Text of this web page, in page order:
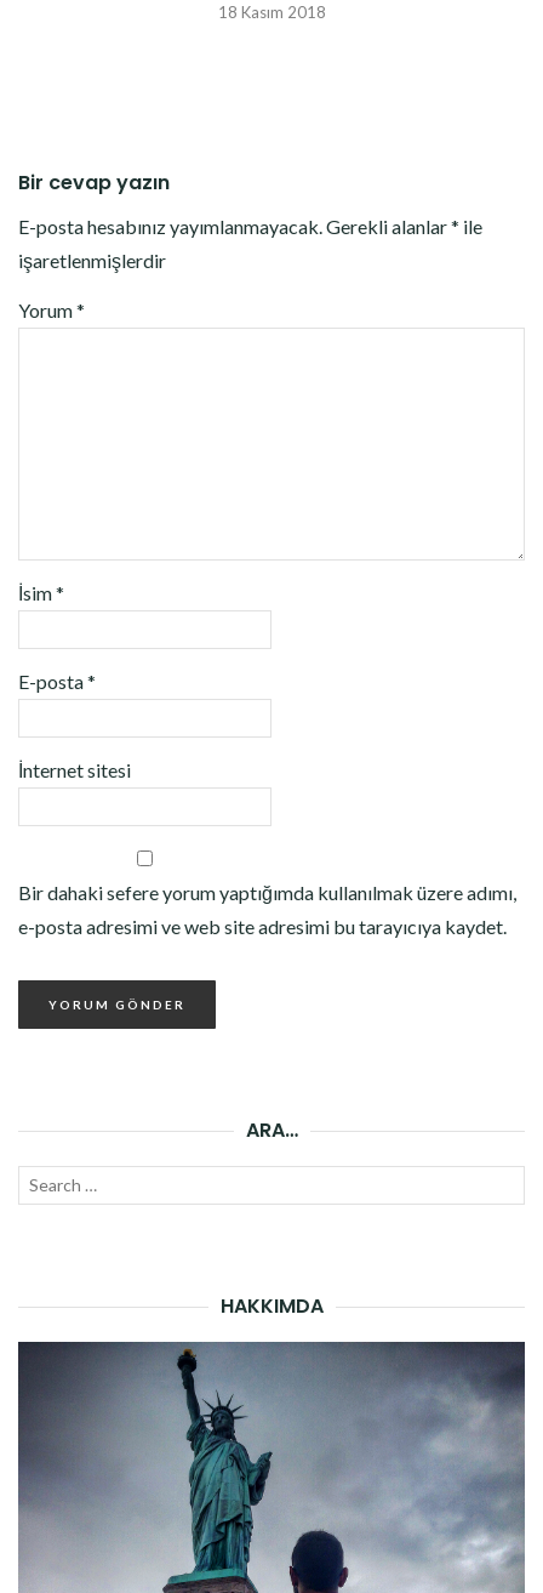
18 Kasım 2018
Bir cevap yazın
E-posta hesabınız yayımlanmayacak.Gerekli alanlar* ile
işaretlenmişlerdir
Yorum*
İsim*
E-posta*
İnternet sitesi
Bir dahaki sefere yorum yaptığımda kullanılmak üzere adımı,
e-posta adresimi ve web site adresimi bu tarayıcıya kaydet.
ARA…
Search
HAKKIMDA